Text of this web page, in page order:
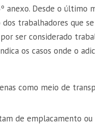
anexo. Desde o último
trabalhadores que
ser considerado
os casos onde o
como meio de
de emplacamento